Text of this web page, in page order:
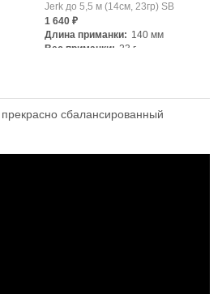
Jerk до 5,5 м (14см, 23гр) SB
1 640 ₽
Длина приманки: 140 мм
Вес приманки: 23 г
сбалансированный